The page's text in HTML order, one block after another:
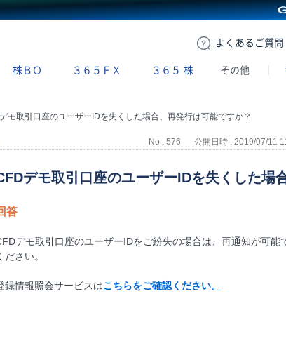
よくある ご質問
株ＢＯ ３６５ＦＸ ３６５ 株 その他
モ取引口座のユーザーIDを失くした場合、再発行は可能ですか？
No : 576 公開日時 : 2019/07/11
デモ取引口座のユーザーIDを失くした場
答
デモ取引口座のユーザーIDをご紛失の場合は、再通知が可能
ださい。
録情報照会サービスはこちらをご確認ください。